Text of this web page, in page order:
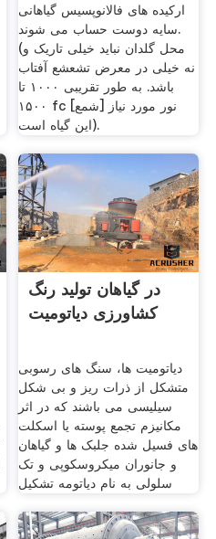
ارکیده های فالانوپسیس گیاهانی
سایه دوست حساب می شوند.
(محل گلدان نباید خیلی تاریک و
نه خیلی در معرض تشعشع آفتاب
باشد. به طور تقریبی ۱۰۰۰ تا
۱۵۰۰ fc [شمع] نور مورد نیاز
این گیاه است).
در گیاهان تولید رنگ
کشاورزی دیاتومیت
دیاتومیت ها، سنگ های رسوبی
متشکل از ذرات ریز و بی شکل
سیلیسی می باشند که در اثر
مکانیزم تجمع پوسته یا اسکلت
های فسیل شده جلبک ها و گیاهان
و جانوران میکروسکوپی و تک
سلولی به نام دیاتومه تشکیل